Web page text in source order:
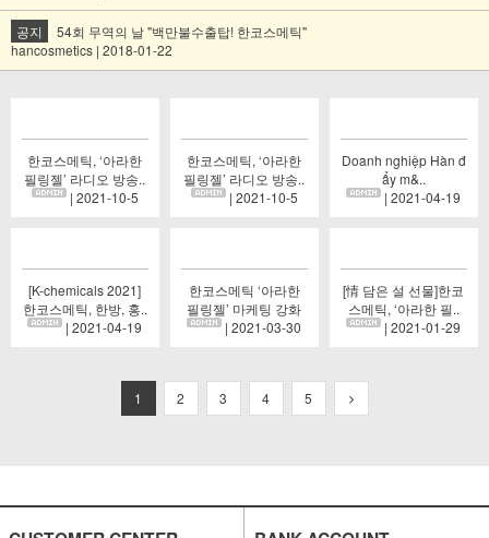
공지
54회 무역의 날 "백만불수출탑! 한코스메틱"
hancosmetics | 2018-01-22
한코스메틱, ‘아라한
필링젤’ 라디오 방송..
| 2021-10-5
한코스메틱, ‘아라한
필링젤’ 라디오 방송..
| 2021-10-5
Doanh nghiệp Hàn đ
ẩy m&..
| 2021-04-19
[K-chemicals 2021]
한코스메틱, 한방, 홍..
| 2021-04-19
한코스메틱 ‘아라한
필링젤’ 마케팅 강화
| 2021-03-30
[情 담은 설 선물]한코
스메틱, ‘아라한 필..
| 2021-01-29
1 2 3 4 5